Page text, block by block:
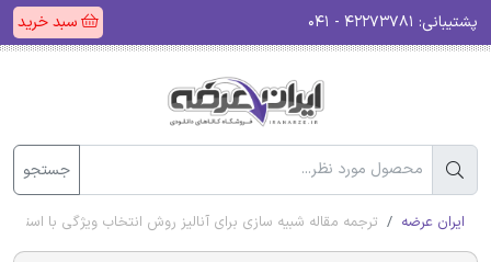
پشتیبانی: سبد خرید
جستجو
ایران عرضه ترجمه مقاله شبیه سازی برای آنالیز روش انتخاب ویژگی با